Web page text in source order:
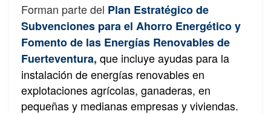
Forman parte del Plan Estratégico de
Subvenciones para el Ahorro Energético y
Fomento de las Energías Renovables de
Fuerteventura, que incluye ayudas para la
instalación de energías renovables en
explotaciones agrícolas, ganaderas, en
pequeñas y medianas empresas y viviendas.